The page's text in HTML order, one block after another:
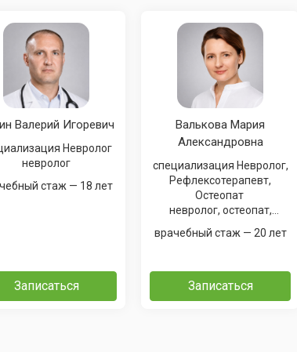
Валерий Игоревич
специализация Невролог
невролог
врачебный стаж — 18 лет
Записаться
Валькова Мария
Александровна
специализация Невролог,
Рефлексотерапевт,
Остеопат
невролог, остеопат,
рефлексотерапевт
врачебный стаж — 20 лет
Записаться